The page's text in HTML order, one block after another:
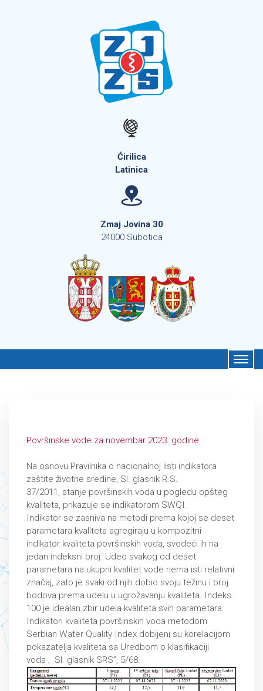
Ćirilica
Latinica
Zmaj Jovina 30
24000 Subotica
Površinske vode za novembar 2023. godine
Na osnovu Pravilnika o nacionalnoj listi indikatora
zaštite životne sredine, Sl. glasnik R.S.
37/2011, stanje površinskih voda u pogledu opšteg
kvaliteta, prikazuje se indikatorom SWQI.
Indikator se zasniva na metodi prema kojoj se deset
parametara kvaliteta agregiraju u kompozitni
indikator kvaliteta površinskih voda, svodeći ih na
jedan indeksni broj. Udeo svakog od deset
parametara na ukupni kvalitet vode nema isti relativni
značaj, zato je svaki od njih dobio svoju težinu i broj
bodova prema udelu u ugrožavanju kvaliteta. Indeks
100 je idealan zbir udela kvaliteta svih parametara.
Indikatori kvaliteta površinskih voda metodom
Serbian Water Quality Index dobijeni su korelacijom
pokazatelja kvaliteta sa Uredbom o klasifikaciji
voda , Sl. glasnik SRS”, 5/68.